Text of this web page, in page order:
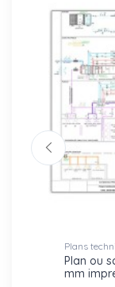
Plans
Plan ou
mm